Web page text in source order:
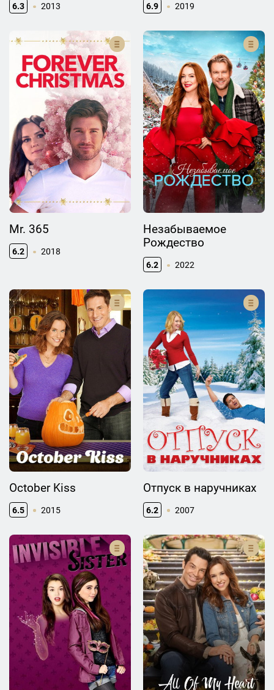
6.3 2013 6.9 2019
Mr. 365
6.2 2018
Незабываемое
Рождество
6.2 2022
October Kiss
6.5 2015
Отпуск в наручниках
6.2 2007